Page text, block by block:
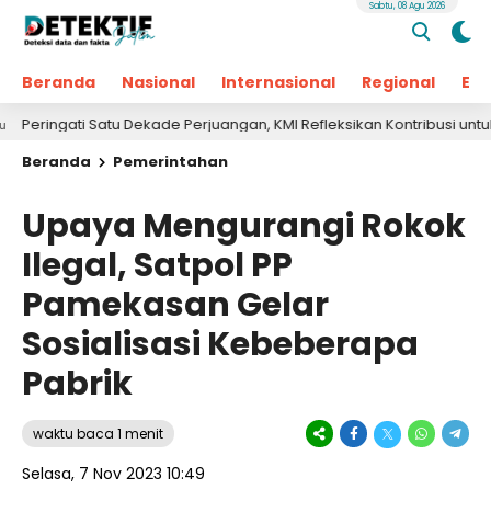
Beranda Nasional Internasional Regional
Sabtu, 08 Agu 2026
Satu Dekade Perjuangan, KMI Refleksikan Kontribusi untuk
Beranda
Pemerintahan
Upaya Mengurangi Rokok
Ilegal, Satpol PP
Pamekasan Gelar
Sosialisasi Kebeberapa
Pabrik
waktu baca 1 menit
Selasa, 7 Nov 2023 10:49